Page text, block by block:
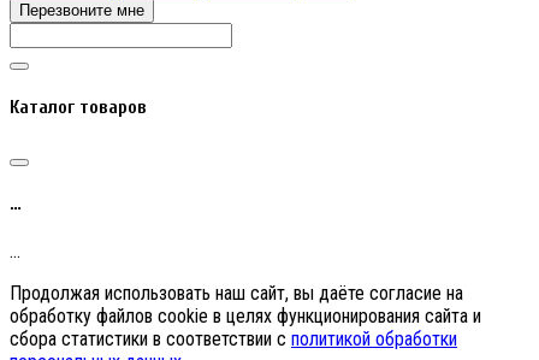
Перезвоните мне
Каталог товаров
…
…
Продолжая использовать наш сайт, вы даёте согласие на
обработку файлов cookie в целях функционирования сайта и
сбора статистики в соответствии с политикой обработки